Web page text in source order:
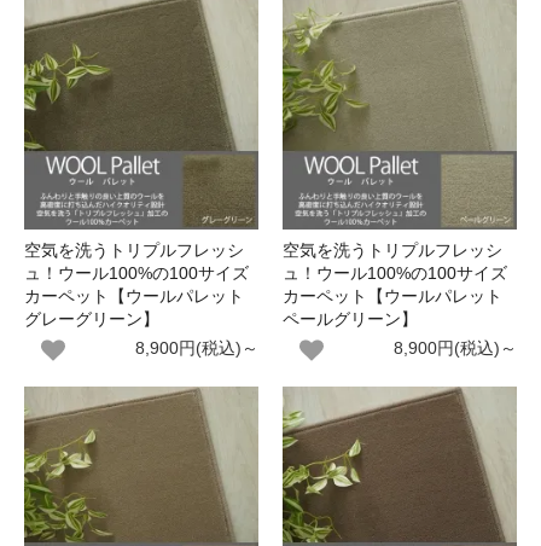
空気を洗うトリプルフレッシ
ュ！ウール100%の100サイズ
カーペット【ウールパレット
グレーグリーン】
8,900円(税込)～
空気を洗うトリプルフレッシ
ュ！ウール100%の100サイズ
カーペット【ウールパレット
ペールグリーン】
8,900円(税込)～